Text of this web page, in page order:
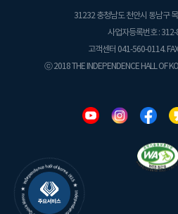
31232 충청남도 천안시 동남구
사업자등록번호 :
고객센터 041-560-0114.
ⓒ 2018 THE INDEPENDENCE HALL OF